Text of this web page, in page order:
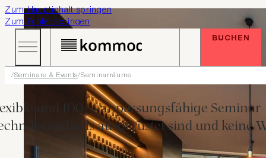
Zum Hauptinhalt springen
Zum Footer springen
BUCHEN
Seminare & Events Seminarräume
und 100 % anpassungsfähige
ausgerüstet sind und keine